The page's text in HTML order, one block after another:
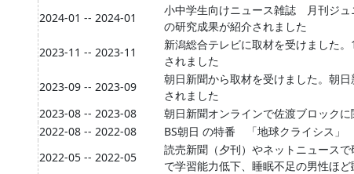
2024-01 -- 2024-01
小中学生向けニュース雑誌 月刊ジュ
の研究成果が紹介されました
2023-11 -- 2023-11
新潟総合テレビに取材を受けました
されました
2023-09 -- 2023-09
朝日新聞から取材を受けました。朝
されました
2023-08 -- 2023-08
朝日新聞オンラインで佐渡ブロック
2022-08 -- 2022-08
BS朝日 の特番 「地球クライシス」
2022-05 -- 2022-05
読売新聞（夕刊）やネットニュース
で学習能力低下、睡眠不足の男性ほど